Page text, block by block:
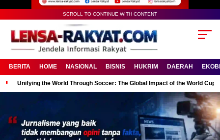
SCROLL TO CONTINUE WITH CONTENT
BERITA HOME NASIONAL BISNIS HUKRIM DAERAH
Unifying the World Through Soccer: The Global Impact of the World Cup